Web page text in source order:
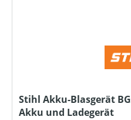
Stihl Akku-Blasgerät
Akku und Ladegerät